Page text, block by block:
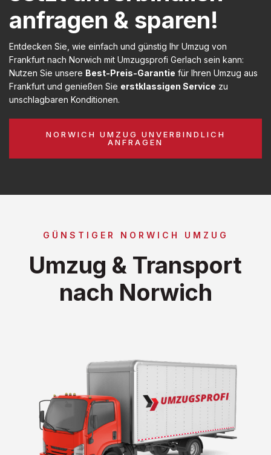
anfragen & sparen!
Entdecken Sie, wie einfach und günstig Ihr Umzug von
Frankfurt nach Norwich mit Umzugsprofi Gerlach sein kann:
Nutzen Sie unsere Best-Preis-Garantie für Ihren Umzug aus
Frankfurt und genießen Sie erstklassigen Service zu
unschlagbaren Konditionen.
NORWICH UMZUG UNVERBINDLICH
ANFRAGEN
GÜNSTIGER NORWICH UMZUG
Umzug & Transport
nach Norwich